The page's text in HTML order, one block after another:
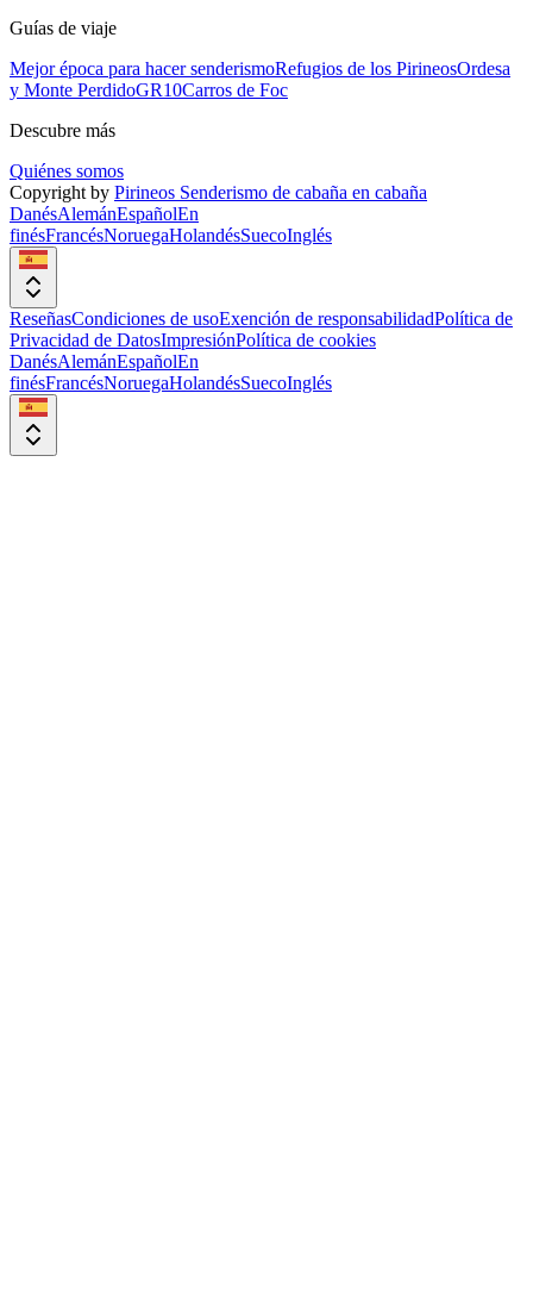
Guías de viaje
Mejor época para hacer senderismoRefugios de los PirineosOrdesa
y Monte PerdidoGR10Carros de Foc
Descubre más
Quiénes somos
Copyright by Pirineos Senderismo de cabaña en cabaña
DanésAlemánEspañolEn
finésFrancésNoruegaHolandésSuecoInglés
ReseñasCondiciones de usoExención de responsabilidadPolítica de
Privacidad de DatosImpresiónPolítica de cookies
DanésAlemánEspañolEn
finésFrancésNoruegaHolandésSuecoInglés